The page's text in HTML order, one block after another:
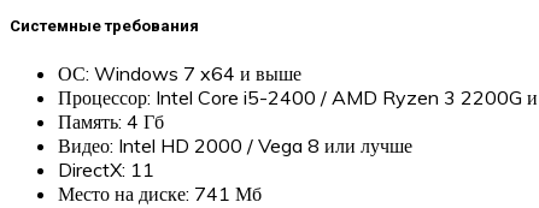
Системные требования
ОС: Windows 7 x64 и выше
Процессор: Intel Core i5-2400 / AMD Ryzen 3 2200G
Память: 4 Гб
Видео: Intel HD 2000 / Vega 8 или лучше
DirectX: 11
Место на диске: 741 Мб